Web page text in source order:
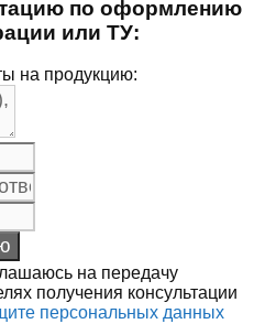
по оформлению
или ТУ:
на продукцию:
на передачу
получения консультации
персональных данных